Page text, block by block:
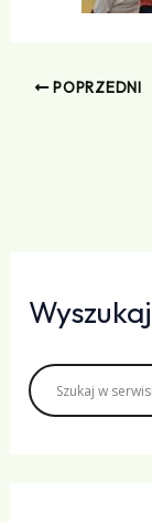
POPRZEDNI